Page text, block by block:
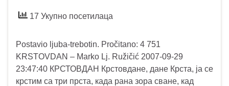
17 Укупно посетилаца
Postavio ljuba-trebotin. Pročitano: 4 751
KRSTOVDAN – Marko Lj. Ružičić 2007-09-29
23:47:40 КРСТОВДАН Крстовдане, дане Крста, ја се
крстим са три прста, када рана зора сване, кад